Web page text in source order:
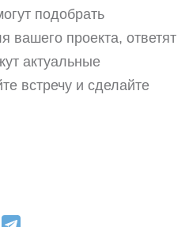
подобрать
вашего проекта, ответят
актуальные
встречу и сделайте